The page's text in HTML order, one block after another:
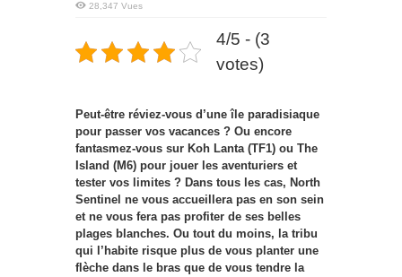
28,347 Vues
4/5 - (3
votes)
Peut-être réviez-vous d’une île paradisiaque
pour passer vos vacances ? Ou encore
fantasmez-vous sur Koh Lanta (TF1) ou The
Island (M6) pour jouer les aventuriers et
tester vos limites ? Dans tous les cas, North
Sentinel ne vous accueillera pas en son sein
et ne vous fera pas profiter de ses belles
plages blanches. Ou tout du moins, la tribu
qui l’habite risque plus de vous planter une
flèche dans le bras que de vous tendre la